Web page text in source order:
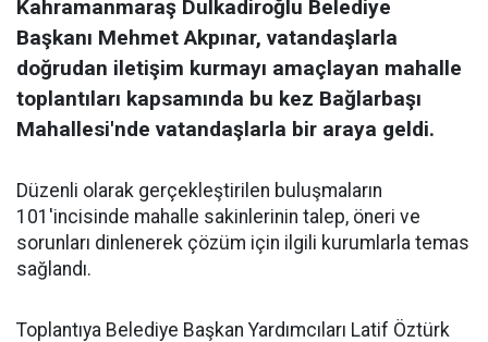
Kahramanmaraş Dulkadiroğlu Belediye
Başkanı Mehmet Akpınar, vatandaşlarla
doğrudan iletişim kurmayı amaçlayan mahalle
toplantıları kapsamında bu kez Bağlarbaşı
Mahallesi'nde vatandaşlarla bir araya geldi.
Düzenli olarak gerçekleştirilen buluşmaların
101'incisinde mahalle sakinlerinin talep, öneri ve
sorunları dinlenerek çözüm için ilgili kurumlarla temas
sağlandı.
Toplantıya Belediye Başkan Yardımcıları Latif Öztürk